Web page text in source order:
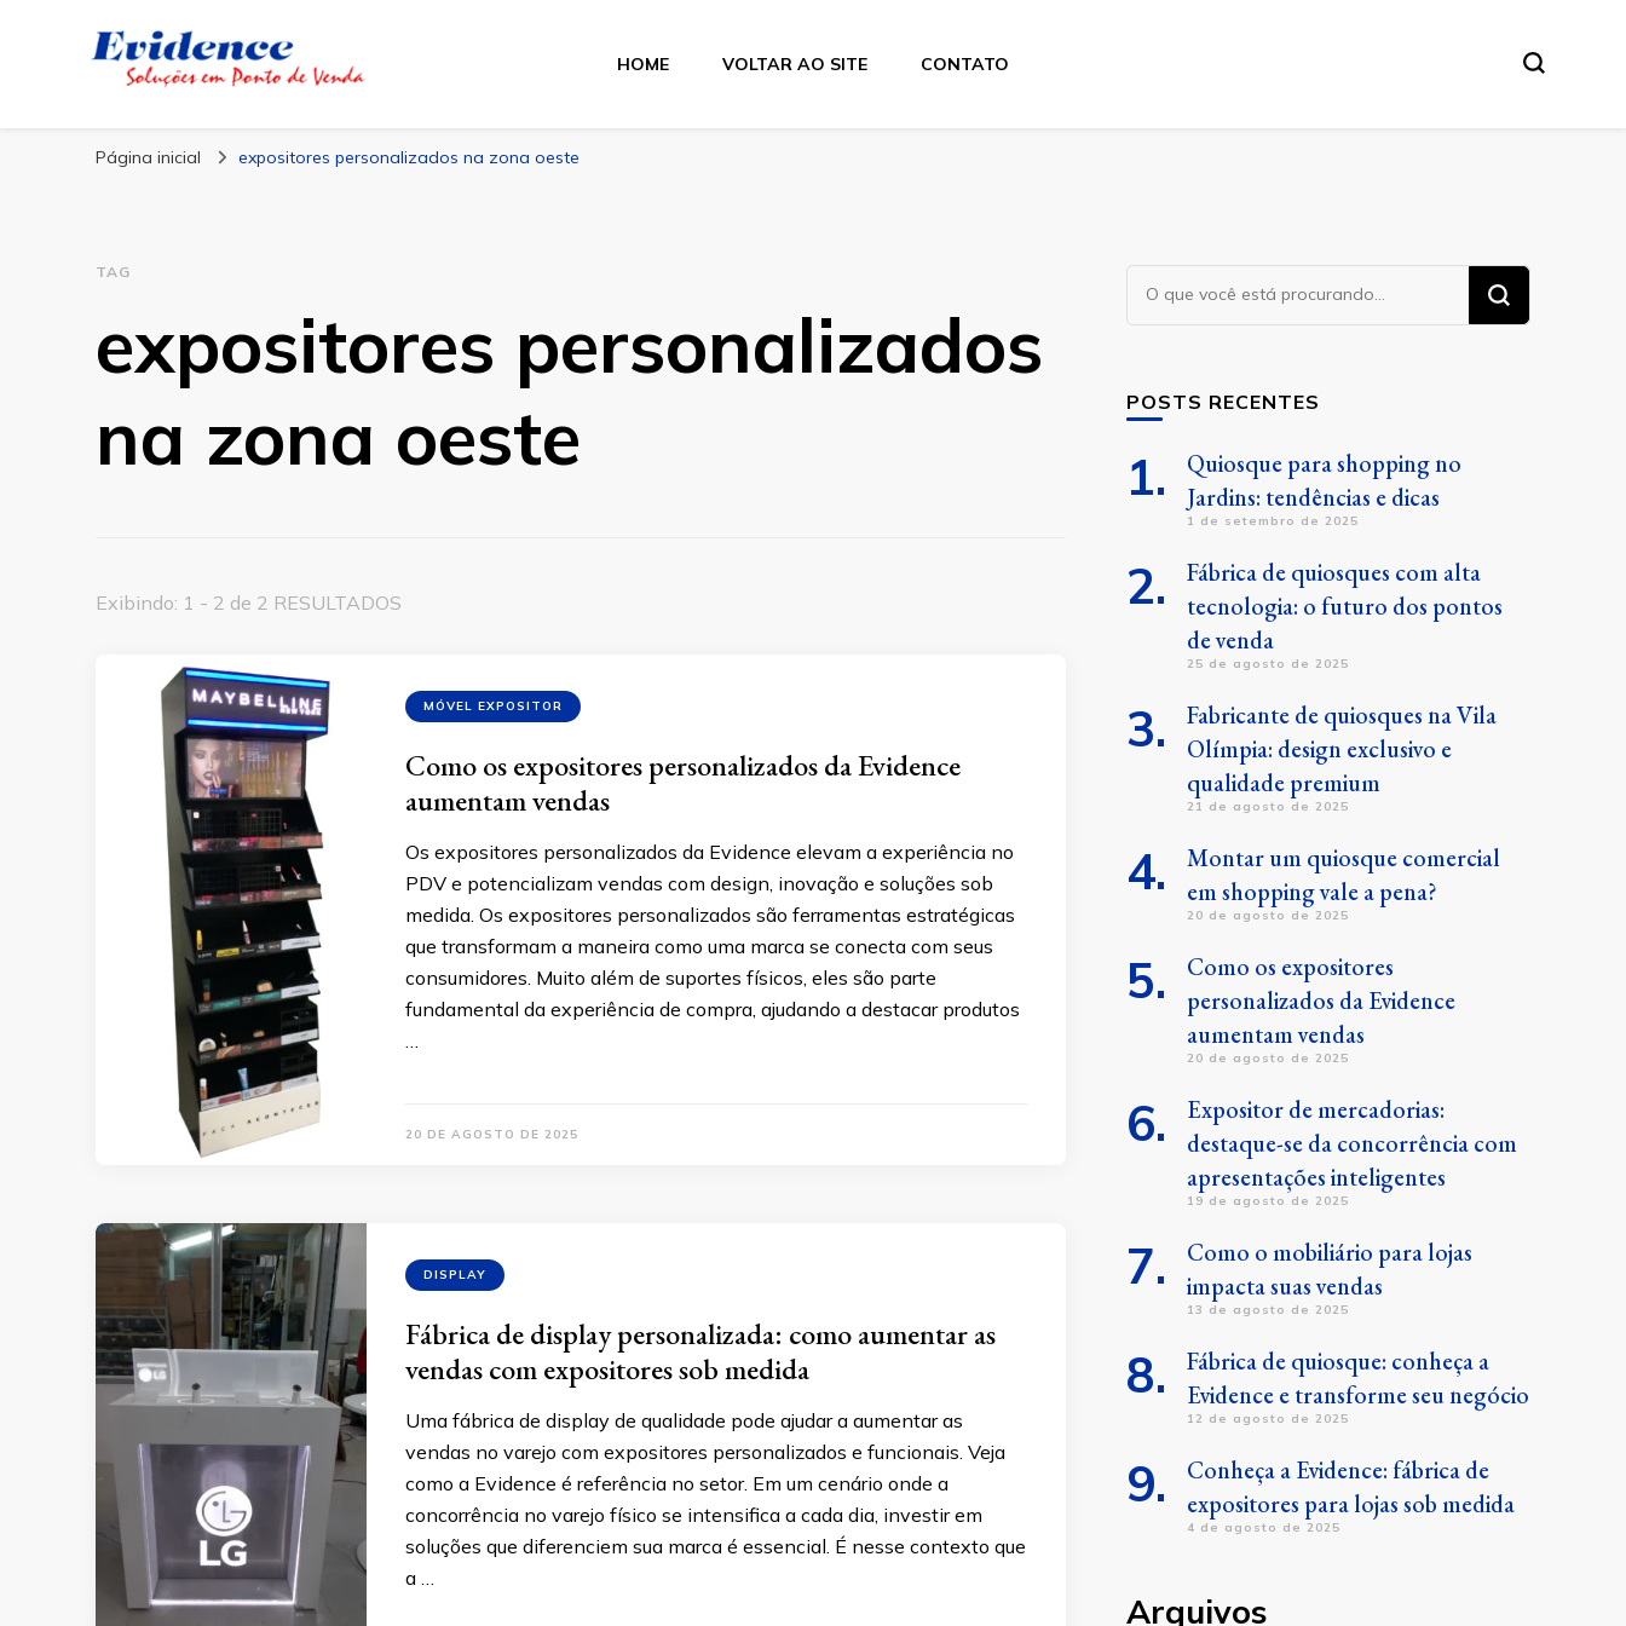
Blog Evidence
HOME VOLTAR AO SITE CONTATO
Página inicial expositores personalizados na zona oeste
TAG
expositores personalizados
na zona oeste
Exibindo: 1 - 2 de 2 RESULTADOS
MÓVEL EXPOSITOR
Como os expositores personalizados da Evidence
aumentam vendas
Os expositores personalizados da Evidence elevam a experiência no
PDV e potencializam vendas com design, inovação e soluções sob
medida. Os expositores personalizados são ferramentas estratégicas
que transformam a maneira como uma marca se conecta com seus
consumidores. Muito além de suportes físicos, eles são parte
fundamental da experiência de compra, ajudando a destacar produtos
…
20 DE AGOSTO DE 2025
DISPLAY
Fábrica de display personalizada: como aumentar as
vendas com expositores sob medida
Uma fábrica de display de qualidade pode ajudar a aumentar as
vendas no varejo com expositores personalizados e funcionais. Veja
como a Evidence é referência no setor. Em um cenário onde a
concorrência no varejo físico se intensifica a cada dia, investir em
soluções que diferenciem sua marca é essencial. É nesse contexto que
a …
Procurando
algo?
POSTS RECENTES
Quiosque para shopping no
Jardins: tendências e dicas
1 de setembro de 2025
Fábrica de quiosques com alta
tecnologia: o futuro dos pontos
de venda
25 de agosto de 2025
Fabricante de quiosques na Vila
Olímpia: design exclusivo e
qualidade premium
21 de agosto de 2025
Montar um quiosque comercial
em shopping vale a pena?
20 de agosto de 2025
Como os expositores
personalizados da Evidence
aumentam vendas
20 de agosto de 2025
Expositor de mercadorias:
destaque-se da concorrência com
apresentações inteligentes
19 de agosto de 2025
Como o mobiliário para lojas
impacta suas vendas
13 de agosto de 2025
Fábrica de quiosque: conheça a
Evidence e transforme seu negócio
12 de agosto de 2025
Conheça a Evidence: fábrica de
expositores para lojas sob medida
4 de agosto de 2025
Arquivos